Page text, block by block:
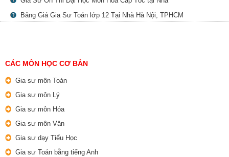
Bảng Giá Gia Sư Toán lớp 12 Tại Nhà Hà Nội, TPHCM
CÁC MÔN HỌC CƠ BẢN
Gia sư môn Toán
Gia sư môn Lý
Gia sư môn Hóa
Gia sư môn Văn
Gia sư dạy Tiểu Học
Gia sư Toán bằng tiếng Anh